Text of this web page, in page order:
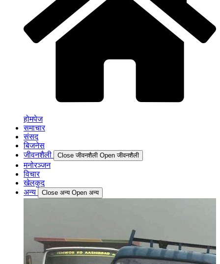
होमपेज
समाचार
संसद
बिजनेस
जीवनशैली
Close जीवनशैली Open जीवनशैली
मनोरञ्जन
विचार
खेलकुद
अन्य
Close अन्य Open अन्य